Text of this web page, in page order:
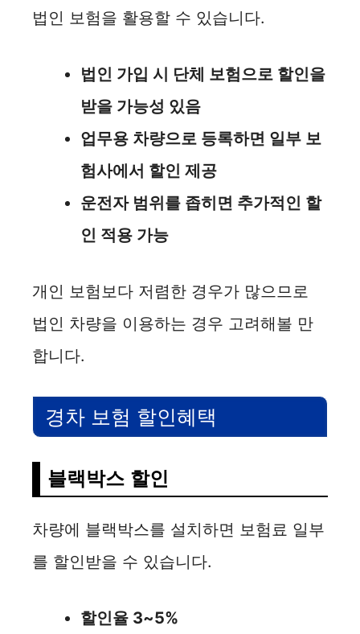
법인 보험을 활용할 수 있습니다.
법인 가입 시 단체 보험으로 할인을
받을 가능성 있음
업무용 차량으로 등록하면 일부 보
험사에서 할인 제공
운전자 범위를 좁히면 추가적인 할
인 적용 가능
개인 보험보다 저렴한 경우가 많으므로
법인 차량을 이용하는 경우 고려해볼 만
합니다.
경차 보험 할인혜택
블랙박스 할인
차량에 블랙박스를 설치하면 보험료 일부
를 할인받을 수 있습니다.
할인율 3~5%